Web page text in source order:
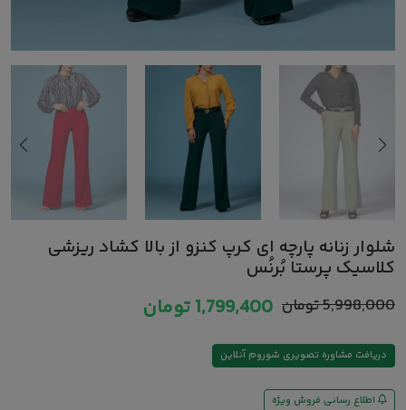
شلوار زنانه پارچه ای کرپ کنزو از بالا کشاد ریزشی
کلاسیک پرستا بُرنُس
5,998,000تومان 1,799,400تومان
دریافت مشاوره تصویری شوروم آنلاین
اطلاع رسانی فروش ویژه